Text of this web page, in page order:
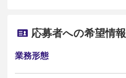
応募者への希望情報
業務形態